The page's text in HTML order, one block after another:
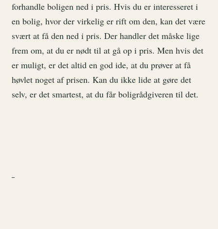
forhandle boligen ned i pris. Hvis du er interesseret i
en bolig, hvor der virkelig er rift om den, kan det være
svært at få den ned i pris. Der handler det måske lige
frem om, at du er nødt til at gå op i pris. Men hvis det
er muligt, er det altid en god ide, at du prøver at få
høvlet noget af prisen. Kan du ikke lide at gøre det
selv, er det smartest, at du får boligrådgiveren til det.